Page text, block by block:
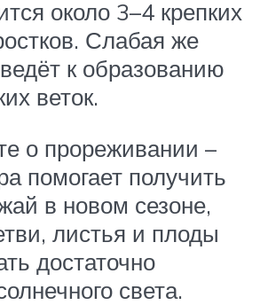
около 3–4 крепких
Слабая же
к образованию
веток.
о прореживании –
помогает получить
в новом сезоне,
листья и плоды
достаточно
света.